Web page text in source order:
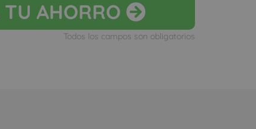
TU AHORRO
Todos los campos son obligatorios